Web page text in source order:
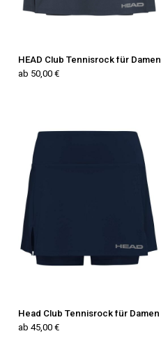
HEAD Club Tennisrock für Damen
ab 50,00 €
Head Club Tennisrock für Damen
ab 45,00 €